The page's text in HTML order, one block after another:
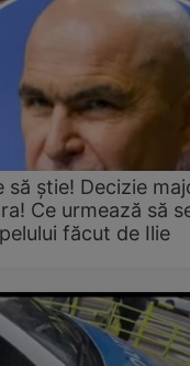
știe! Decizie
Ce urmează să
făcut de Ilie